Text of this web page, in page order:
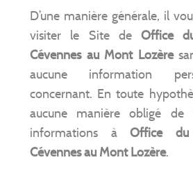
D’une manière générale, il
visiter le Site deOffice
Cévennes au Mont Lozère
aucune information
concernant. En toute
aucune manière obligé de
informations àOffice du
Cévennes au Mont Lozère.